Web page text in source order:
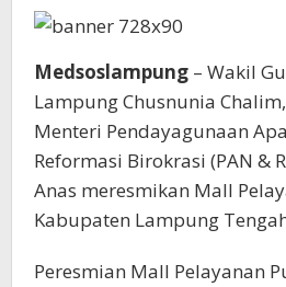
Medsoslampung – Wakil
Lampung Chusnunia
Menteri Pendayagunaan
Reformasi Birokrasi (PAN &
Anas meresmikan Mall
Kabupaten Lampung
Peresmian Mall Pelayanan